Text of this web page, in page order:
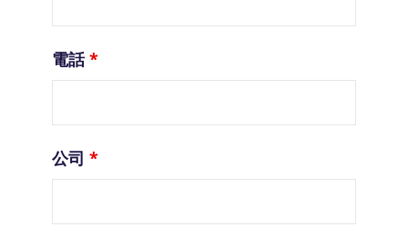
電話*
公司*